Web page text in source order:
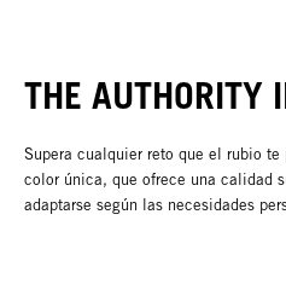
THE AUTHORITY
Supera cualquier reto que el rubio te
color única, que ofrece una calidad
adaptarse según las necesidades